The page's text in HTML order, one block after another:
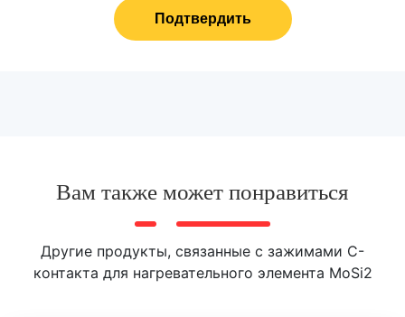
Подтвердить
Вам также может понравиться
Другие продукты, связанные с зажимами C-
контакта для нагревательного элемента MoSi2